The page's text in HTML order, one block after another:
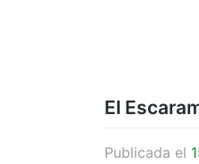
El
Publicada el